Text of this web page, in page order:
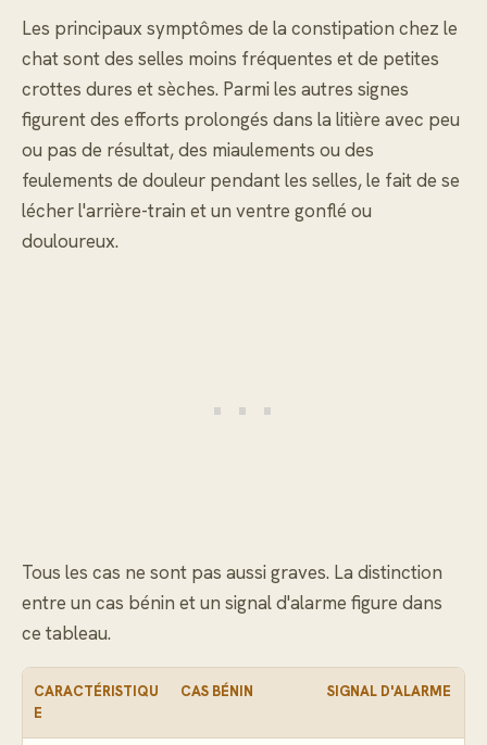
Les principaux symptômes de la constipation chez le
chat sont des selles moins fréquentes et de petites
crottes dures et sèches. Parmi les autres signes
figurent des efforts prolongés dans la litière avec peu
ou pas de résultat, des miaulements ou des
feulements de douleur pendant les selles, le fait de se
lécher l'arrière-train et un ventre gonflé ou
douloureux.
Tous les cas ne sont pas aussi graves. La distinction
entre un cas bénin et un signal d'alarme figure dans
ce tableau.
CARACTÉRISTIQU
E
CAS BÉNIN SIGNAL D'ALARME